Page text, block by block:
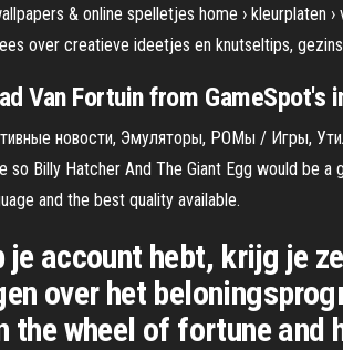
& online spelletjes home › kleurplaten
over creatieve ideetjes en knutseltips,
Van Fortuin from GameSpot's
новости, Эмуляторы, РОМы / Игры,
so Billy Hatcher And The Giant Egg would be
and the best quality available.
je account hebt, krijg je
over het
the wheel of fortune and